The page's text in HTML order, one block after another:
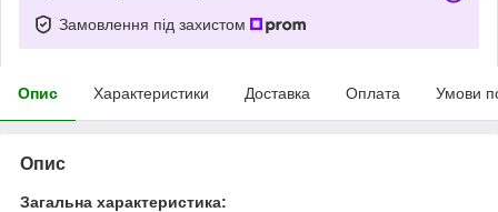
Замовлення під захистом
Опис Характеристики Доставка Оплата Умови
Опис
Загальна характеристика: